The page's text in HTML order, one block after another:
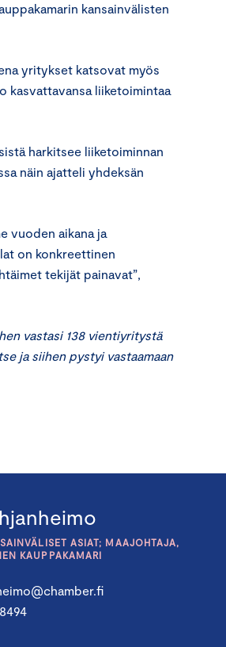
kansainvälisten
yritykset katsovat myös
kasvattavansa liiketoimintaa
harkitsee liiketoiminnan
näin ajatteli yhdeksän
vuoden aikana ja
on konkreettinen
tekijät painavat”,
vastasi 138 vientiyritystä
ja siihen pystyi vastaamaan
ASIAT; MAAJOHTAJA,
KAUPPAKAMARI